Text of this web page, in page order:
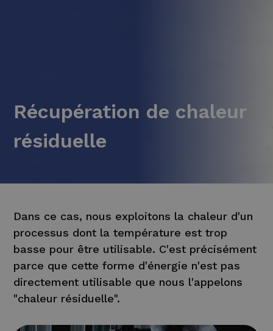
Récupération de chaleur
résiduelle
Dans ce cas, nous exploitons la chaleur d'un
processus dont la température est trop
basse pour être utilisable. C'est précisément
parce que cette forme d'énergie n'est pas
directement utilisable que nous l'appelons
"chaleur résiduelle".